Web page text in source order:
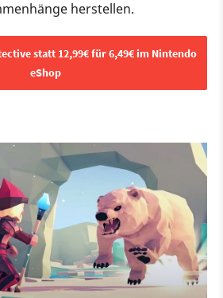
herstellen.
statt 12,99€ für 6,49€ im Nintendo
eShop